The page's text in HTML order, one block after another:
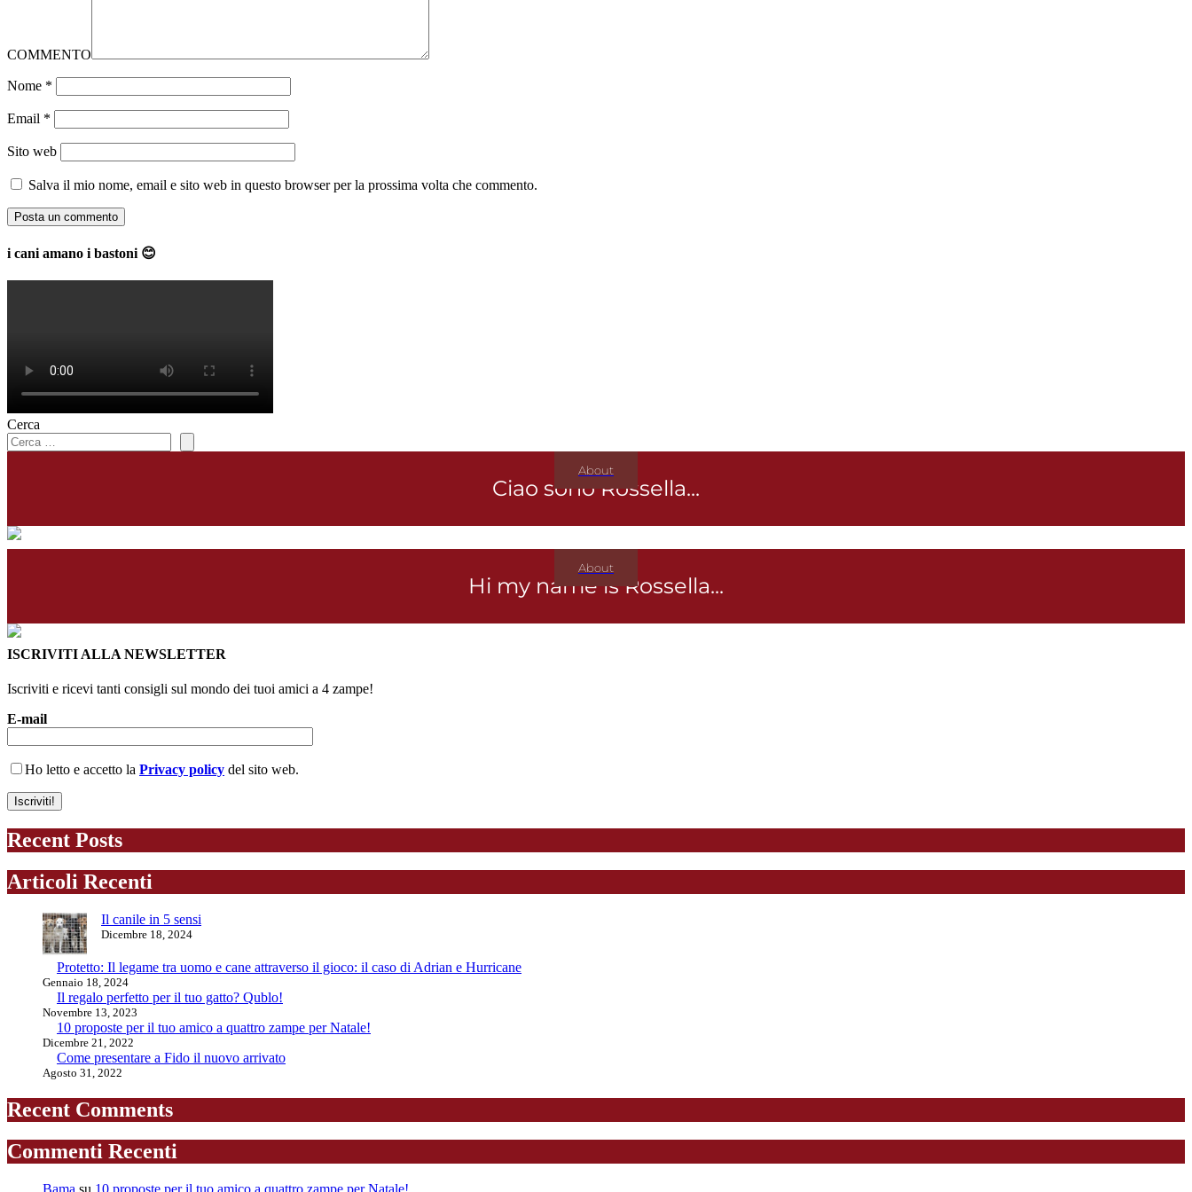
COMMENTO
Nome *
Email *
Sito web
Salva il mio nome, email e sito web in questo browser per la prossima volta che commento.
i cani amano i bastoni 😊
Cerca
Ciao sono Rossella...
About
Hi my name is Rossella...
About
ISCRIVITI ALLA NEWSLETTER
Iscriviti e ricevi tanti consigli sul mondo dei tuoi amici a 4 zampe!
E-mail
Ho letto e accetto la Privacy policy del sito web.
Recent Posts
Articoli Recenti
Il canile in 5 sensi
Dicembre 18, 2024
Protetto: Il legame tra uomo e cane attraverso il gioco: il caso di Adrian e Hurricane
Gennaio 18, 2024
Il regalo perfetto per il tuo gatto? Qublo!
Novembre 13, 2023
10 proposte per il tuo amico a quattro zampe per Natale!
Dicembre 21, 2022
Come presentare a Fido il nuovo arrivato
Agosto 31, 2022
Recent Comments
Commenti Recenti
Bama su 10 proposte per il tuo amico a quattro zampe per Natale!